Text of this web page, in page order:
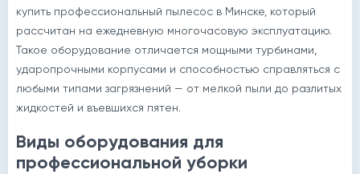
купить профессиональный пылесос в Минске, который
рассчитан на ежедневную многочасовую эксплуатацию.
Такое оборудование отличается мощными турбинами,
ударопрочными корпусами и способностью справляться с
любыми типами загрязнений — от мелкой пыли до разлитых
жидкостей и въевшихся пятен.
Виды оборудования для
профессиональной уборки